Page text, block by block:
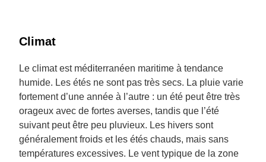
Climat
Le climat est méditerranéen maritime à tendance
humide. Les étés ne sont pas très secs. La pluie varie
fortement d’une année à l’autre : un été peut être très
orageux avec de fortes averses, tandis que l’été
suivant peut être peu pluvieux. Les hivers sont
généralement froids et les étés chauds, mais sans
températures excessives. Le vent typique de la zone